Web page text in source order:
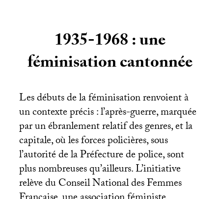
1935-1968 : une
féminisation cantonnée
Les débuts de la féminisation renvoient à
un contexte précis : l’après-guerre, marquée
par un ébranlement relatif des genres, et la
capitale, où les forces policières, sous
l’autorité de la Préfecture de police, sont
plus nombreuses qu’ailleurs. L’initiative
relève du Conseil National des Femmes